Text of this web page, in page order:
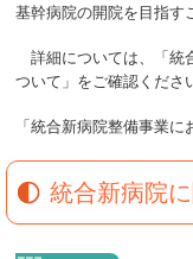
基幹病院の開院を目指す
詳細については、「統
ついて」をご確認くださ
「統合新病院整備事業
統合新病院